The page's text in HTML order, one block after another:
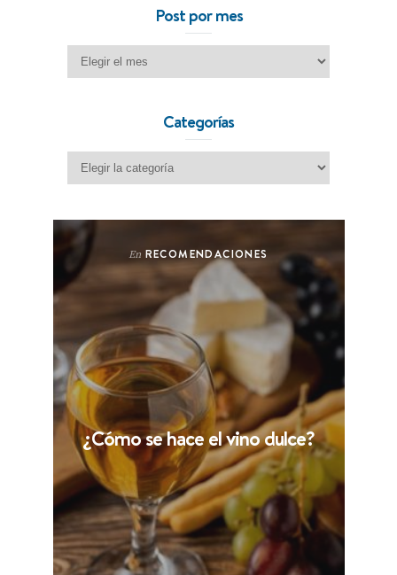
Post por mes
Post por mes
Categorías
Categorías
En RECOMENDACIONES
¿Cómo se hace el vino dulce?